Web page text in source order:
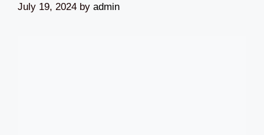
July 19, 2024 by admin